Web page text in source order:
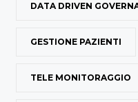
DATA DRIVEN
GESTIONE PAZIENTI
TELE MONITORAGGIO